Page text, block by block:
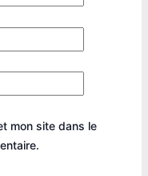
mon site dans le